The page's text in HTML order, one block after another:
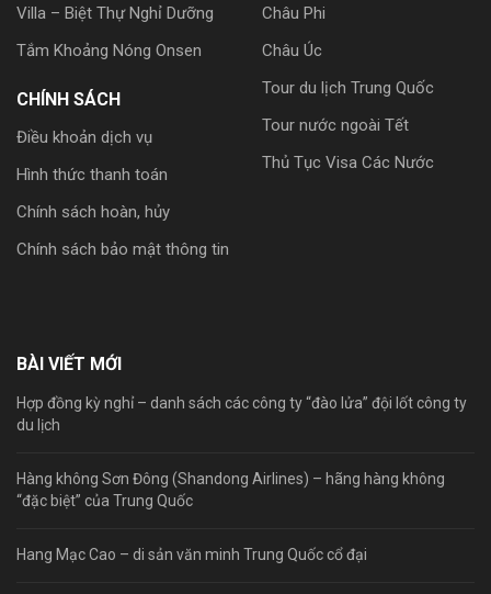
Villa – Biệt Thự Nghỉ Dưỡng
Tắm Khoảng Nóng Onsen
CHÍNH SÁCH
Điều khoản dịch vụ
Hình thức thanh toán
Chính sách hoàn, hủy
Chính sách bảo mật thông tin
Châu Phi
Châu Úc
Tour du lịch Trung Quốc
Tour nước ngoài Tết
Thủ Tục Visa Các Nước
BÀI VIẾT MỚI
Hợp đồng kỳ nghỉ – danh sách các công ty “đào lửa” đội lốt công ty
du lịch
Hàng không Sơn Đông (Shandong Airlines) – hãng hàng không
“đặc biệt” của Trung Quốc
Hang Mạc Cao – di sản văn minh Trung Quốc cổ đại